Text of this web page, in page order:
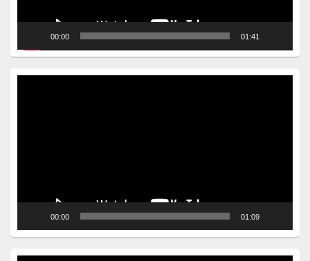
00:00 01:41
00:00 01:09